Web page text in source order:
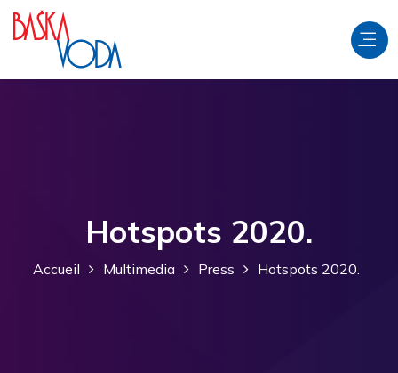
Hotspots 2020.
Accueil Multimedia Press Hotspots 2020.